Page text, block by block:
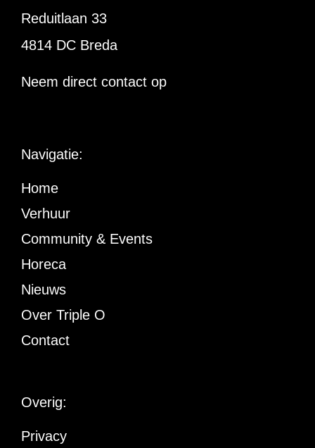
Reduitlaan 33
4814 DC Breda
Neem direct contact op
Navigatie:
Home
Verhuur
Community & Events
Horeca
Nieuws
Over Triple O
Contact
Overig:
Privacy